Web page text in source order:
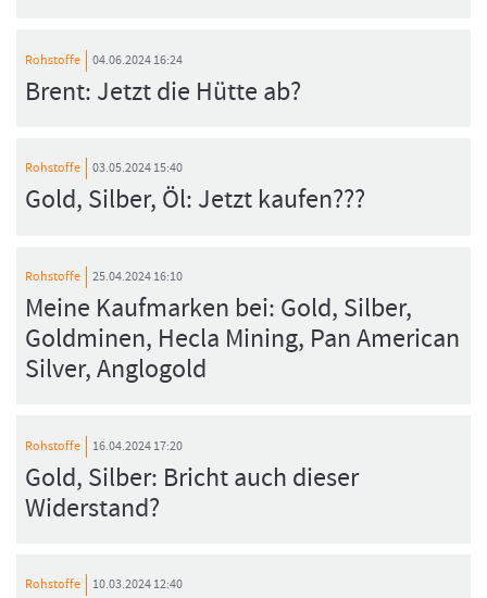
Rohstoffe 04.06.2024 16:24
Brent: Jetzt die Hütte ab?
Rohstoffe 03.05.2024 15:40
Gold, Silber, Öl: Jetzt kaufen???
Rohstoffe 25.04.2024 16:10
Meine Kaufmarken bei: Gold, Silber,
Goldminen, Hecla Mining, Pan American
Silver, Anglogold
Rohstoffe 16.04.2024 17:20
Gold, Silber: Bricht auch dieser
Widerstand?
Rohstoffe 10.03.2024 12:40